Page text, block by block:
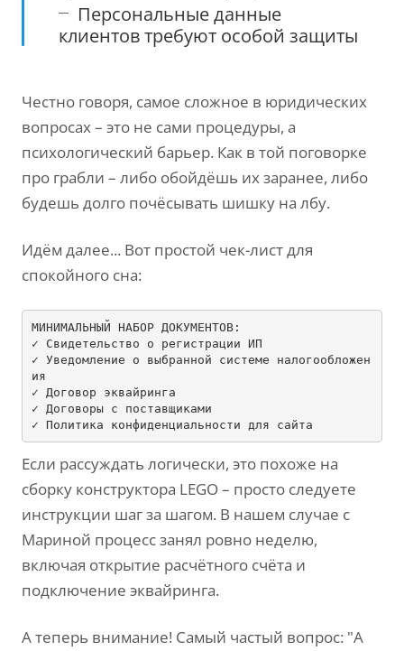
Персональные данные
клиентов требуют особой защиты
Честно говоря, самое сложное в юридических
вопросах – это не сами процедуры, а
психологический барьер. Как в той поговорке
про грабли – либо обойдёшь их заранее, либо
будешь долго почёсывать шишку на лбу.
Идём далее... Вот простой чек-лист для
спокойного сна:
МИНИМАЛЬНЫЙ НАБОР ДОКУМЕНТОВ:
✓ Свидетельство о регистрации ИП
✓ Уведомление о выбранной системе налогообложен
ия
✓ Договор эквайринга
✓ Договоры с поставщиками
✓ Политика конфиденциальности для
Если рассуждать логически, это похоже на
сборку конструктора LEGO – просто следуете
инструкции шаг за шагом. В нашем случае с
Мариной процесс занял ровно неделю,
включая открытие расчётного счёта и
подключение эквайринга.
А теперь внимание! Самый частый вопрос: "А